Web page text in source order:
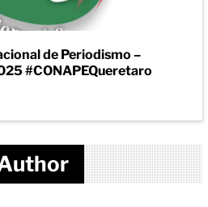
de Periodismo –
#CONAPEQueretaro